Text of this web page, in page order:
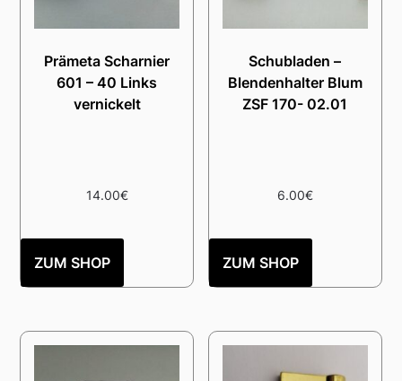
Prämeta Scharnier
601 – 40 Links
vernickelt
14.00€
ZUM SHOP
Schubladen –
Blendenhalter Blum
ZSF 170- 02.01
6.00€
ZUM SHOP